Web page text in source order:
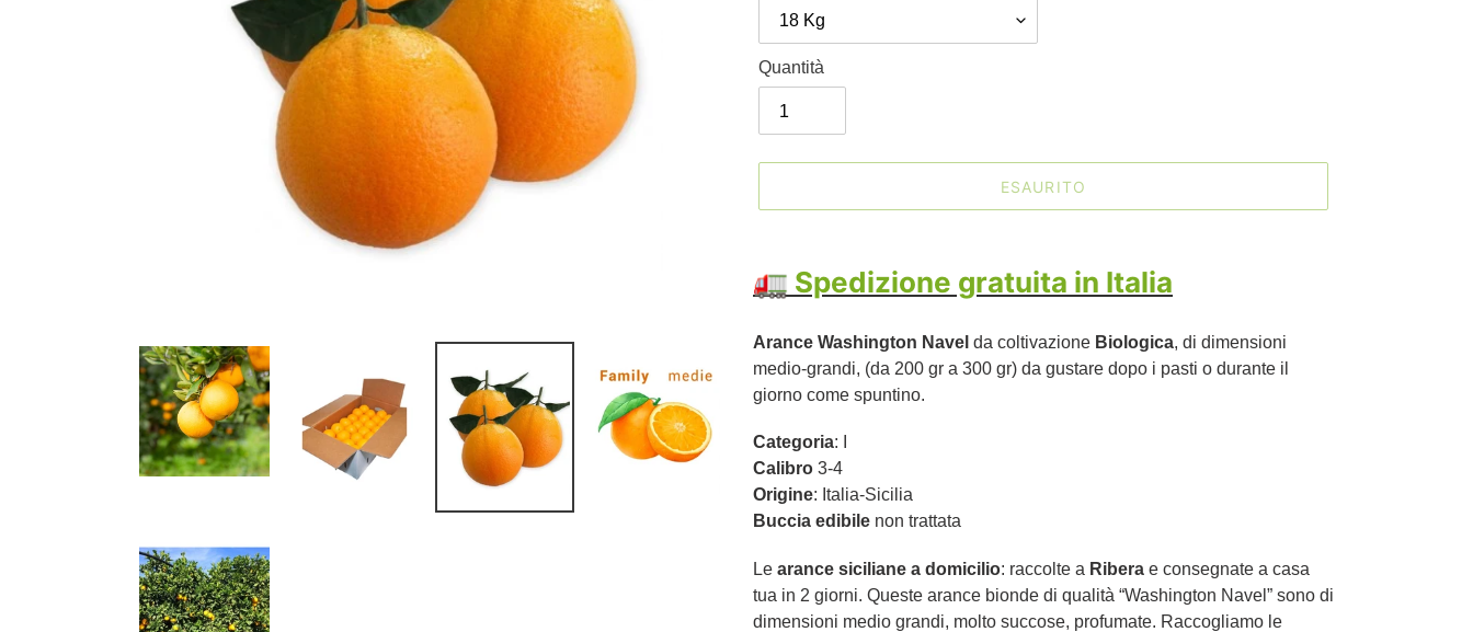
Quantità
ESAURITO
del
prodotto
carrello
🚛 Spedizione gratuita in Italia
Arance Washington Navel da coltivazione Biologica, di dimensioni
medio-grandi, (da 200 gr a 300 gr) da gustare dopo i pasti o durante il
giorno come spuntino.
Categoria: I
Calibro 3-4
Origine: Italia-Sicilia
Buccia edibile non trattata
Le arance siciliane a domicilio: raccolte a Ribera e consegnate a casa
tua in 2 giorni. Queste arance bionde di qualità “Washington Navel” sono di
dimensioni medio grandi, molto succose, profumate. Raccogliamo le